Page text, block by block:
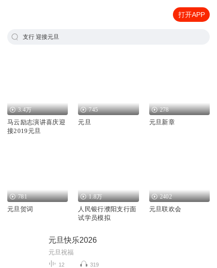
打开APP
支行 迎接元旦
3.4万
马云励志演讲喜庆迎
接2019元旦
745
元旦
278
元旦新章
781
元旦贺词
1.8万
人民银行濮阳支行面
试学员模拟
2402
元旦联欢会
元旦快乐2026
元旦祝福
12 319